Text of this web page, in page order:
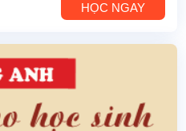
HỌC NGAY